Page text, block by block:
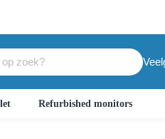
Refurbished monitors